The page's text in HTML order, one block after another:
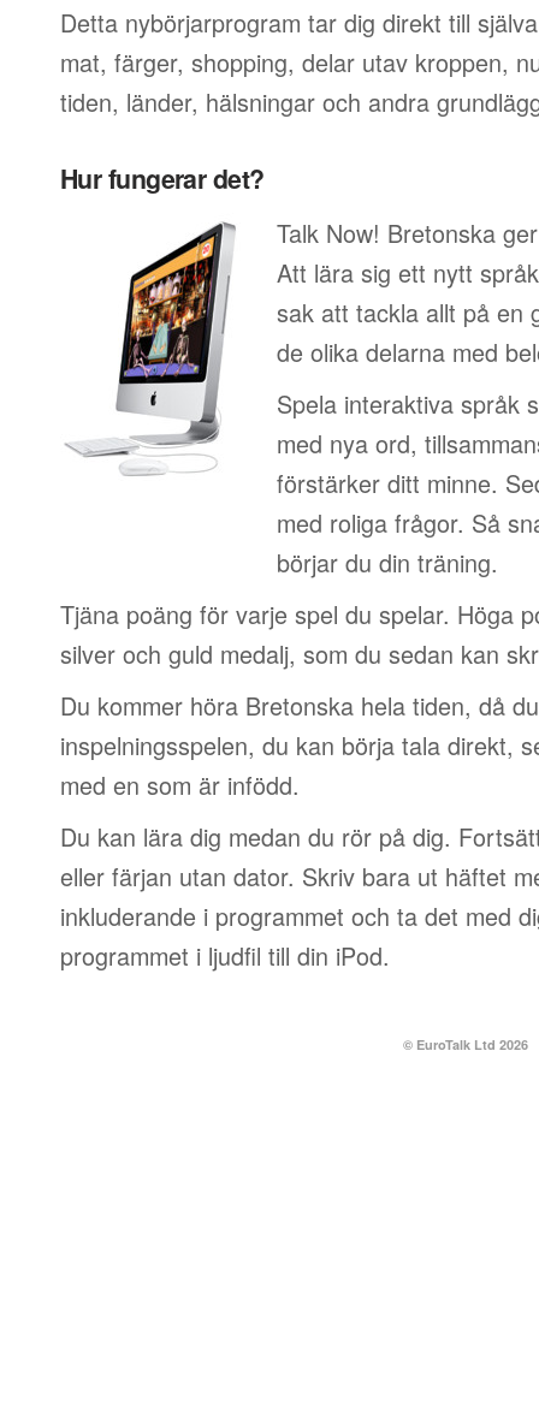
Detta nybörjarprogram tar dig direkt till
mat, färger, shopping, delar utav kroppen,
tiden, länder, hälsningar och andra
Hur fungerar det?
Talk Now! Bretonska
Att lära sig ett nytt
sak att tackla allt på en
de olika delarna med
Spela interaktiva språk
med nya ord,
förstärker ditt minne.
med roliga frågor. Så
börjar du din träning.
Tjäna poäng för varje spel du spelar. Höga
silver och guld medalj, som du sedan kan
Du kommer höra Bretonska hela tiden, då
inspelningsspelen, du kan börja tala direkt,
med en som är infödd.
Du kan lära dig medan du rör på dig.
eller färjan utan dator. Skriv bara ut häftet
inkluderande i programmet och ta det med
programmet i ljudfil till din iPod.
© EuroTalk Ltd 2026